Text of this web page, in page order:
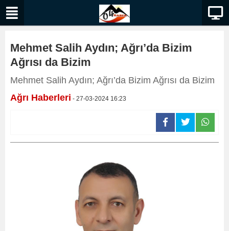
Mehmet Salih Aydın; Ağrı’da Bizim
Ağrısı da Bizim
Mehmet Salih Aydın; Ağrı’da Bizim Ağrısı da Bizim
Ağrı Haberleri - 27-03-2024 16:23